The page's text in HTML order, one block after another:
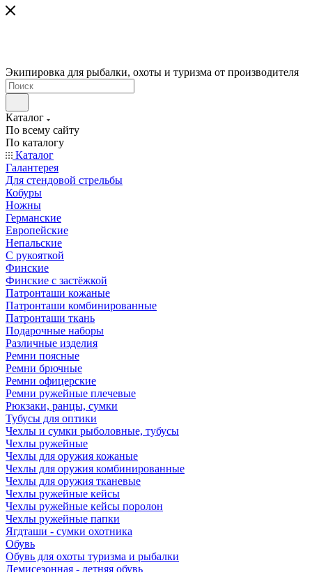
Экипировка для рыбалки, охоты и туризма от производителя
Каталог
По всему сайту
По каталогу
Каталог
Галантерея
Для стендовой стрельбы
Кобуры
Ножны
Германские
Европейские
Непальские
С рукояткой
Финские
Финские с застёжкой
Патронташи кожаные
Патронташи комбинированные
Патронташи ткань
Подарочные наборы
Различные изделия
Ремни поясные
Ремни брючные
Ремни офицерские
Ремни ружейные плечевые
Рюкзаки, ранцы, сумки
Тубусы для оптики
Чехлы и сумки рыболовные, тубусы
Чехлы ружейные
Чехлы для оружия кожаные
Чехлы для оружия комбинированные
Чехлы для оружия тканевые
Чехлы ружейные кейсы
Чехлы ружейные кейсы поролон
Чехлы ружейные папки
Ягдташи - сумки охотника
Обувь
Обувь для охоты туризма и рыбалки
Демисезонная - летняя обувь